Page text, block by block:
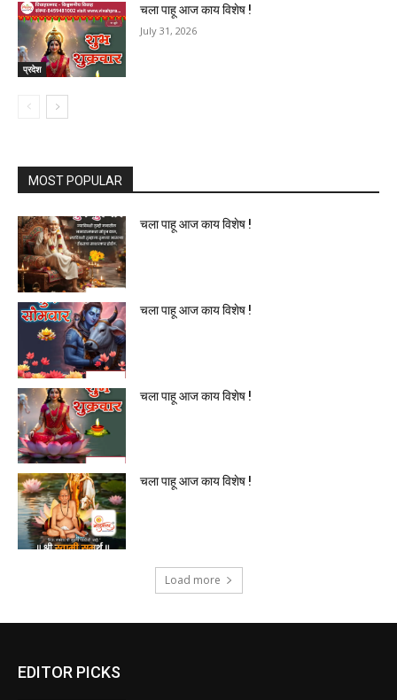
प्रदेश
चला पाहू आज काय विशेष !
July 31, 2026
MOST POPULAR
चला पाहू आज काय विशेष !
चला पाहू आज काय विशेष !
चला पाहू आज काय विशेष !
चला पाहू आज काय विशेष !
Load more
EDITOR PICKS